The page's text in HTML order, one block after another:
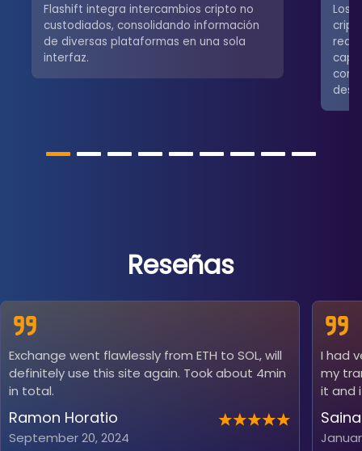
Flashift integra intercambios cripto no
custodiados, consolidando información
de diversas plataformas en una sola
interfaz.
Los
Reseñas
Exchange went flawlessly from ETH to SOL, will
definitely use this site again. Took about 4min
in total.
Ramon Horatio
September 20, 2024
I had
my
it and
Saina